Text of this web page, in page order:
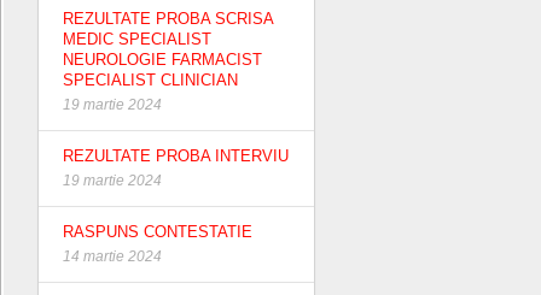
REZULTATE PROBA SCRISA
MEDIC SPECIALIST
NEUROLOGIE FARMACIST
SPECIALIST CLINICIAN
19 martie 2024
REZULTATE PROBA INTERVIU
19 martie 2024
RASPUNS CONTESTATIE
14 martie 2024